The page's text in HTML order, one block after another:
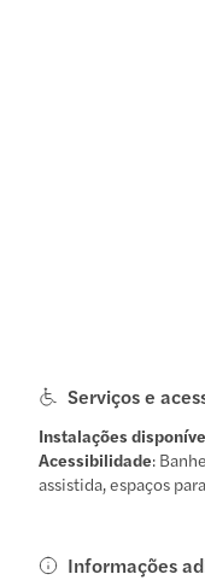
Serviços e
Instalações
Acessibilidade:
assistida, espaços
Informações